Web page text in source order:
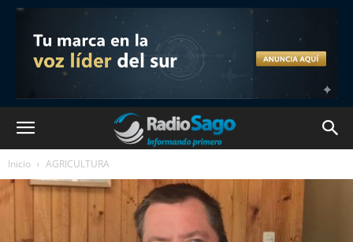
Inicio AGRICULTURA